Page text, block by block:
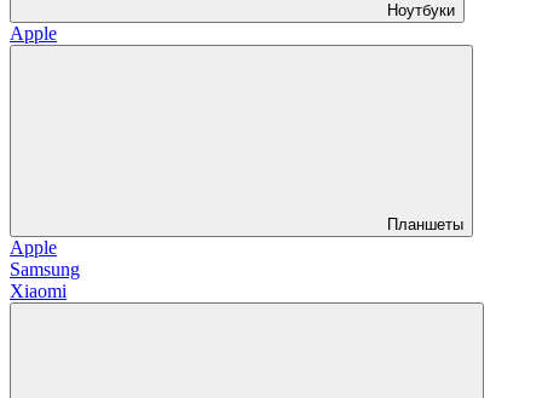
Ноутбуки
Apple
Планшеты
Apple
Samsung
Xiaomi